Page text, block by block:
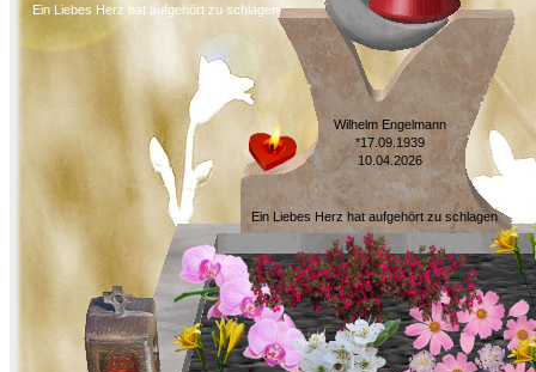
Ein Liebes Herz hat aufgehört zu schlagen
Wilhelm Engelmann
*17.09.1939
10.04.2026
Ein Liebes Herz hat aufgehört zu schlagen